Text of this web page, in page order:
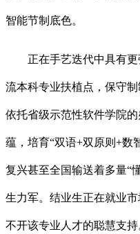
智能节制底色。
正在手艺迭代中具有更
流本科专业扶植点，保守
依托省级示范性软件学院
蕴，培育“双语+双原则+数
复兴甚至全国输送着多量“
生力军。结业生正在就业
不开该专业人才的聪慧支